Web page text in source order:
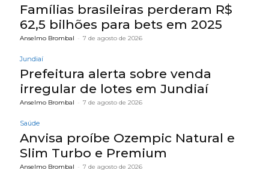
Famílias brasileiras perderam R$
62,5 bilhões para bets em 2025
Anselmo Brombal - 7 de agosto de 2026
Jundiaí
Prefeitura alerta sobre venda
irregular de lotes em Jundiaí
Anselmo Brombal - 7 de agosto de 2026
Saúde
Anvisa proíbe Ozempic Natural e
Slim Turbo e Premium
Anselmo Brombal - 7 de agosto de 2026